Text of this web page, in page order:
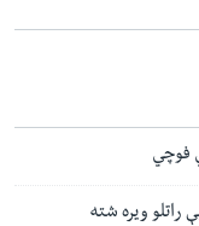
فوچي
ویره شته